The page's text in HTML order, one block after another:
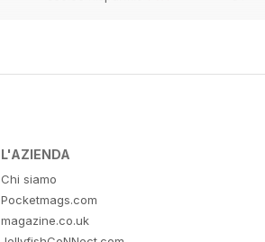
L'AZIENDA
Chi siamo
Pocketmags.com
magazine.co.uk